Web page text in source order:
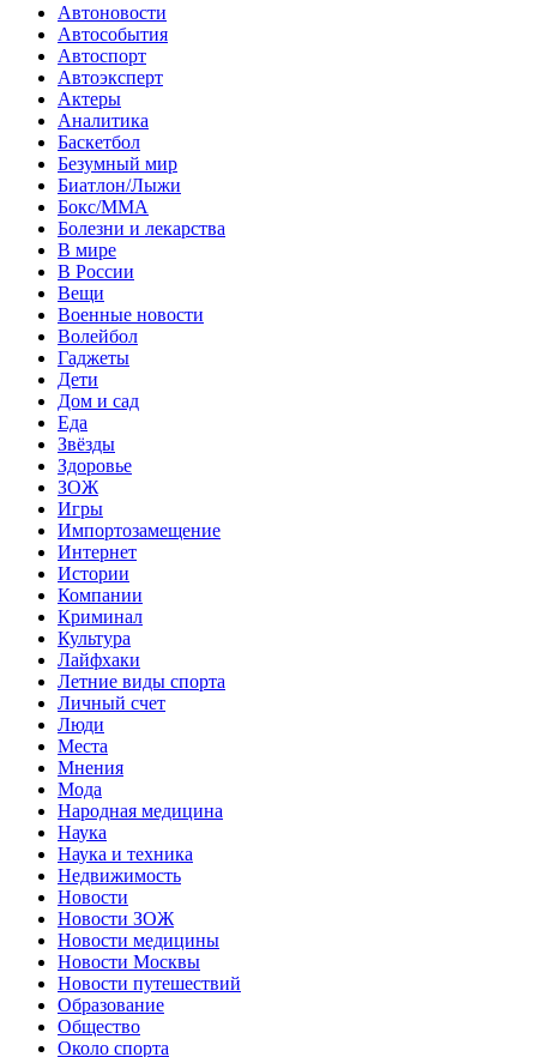
Автоновости
Автособытия
Автоспорт
Автоэксперт
Актеры
Аналитика
Баскетбол
Безумный мир
Биатлон/Лыжи
Бокс/MMA
Болезни и лекарства
В мире
В России
Вещи
Военные новости
Волейбол
Гаджеты
Дети
Дом и сад
Еда
Звёзды
Здоровье
ЗОЖ
Игры
Импортозамещение
Интернет
Истории
Компании
Криминал
Культура
Лайфхаки
Летние виды спорта
Личный счет
Люди
Места
Мнения
Мода
Народная медицина
Наука
Наука и техника
Недвижимость
Новости
Новости ЗОЖ
Новости медицины
Новости Москвы
Новости путешествий
Образование
Общество
Около спорта